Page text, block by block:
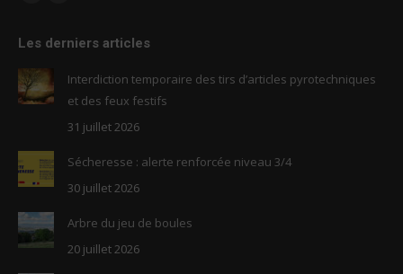
opens
in
new
opens
new
window
Les derniers articles
Interdiction temporaire des tirs d’articles pyrotechniques
et des feux festifs
31 juillet 2026
Sécheresse : alerte renforcée niveau 3/4
30 juillet 2026
Arbre du jeu de boules
20 juillet 2026